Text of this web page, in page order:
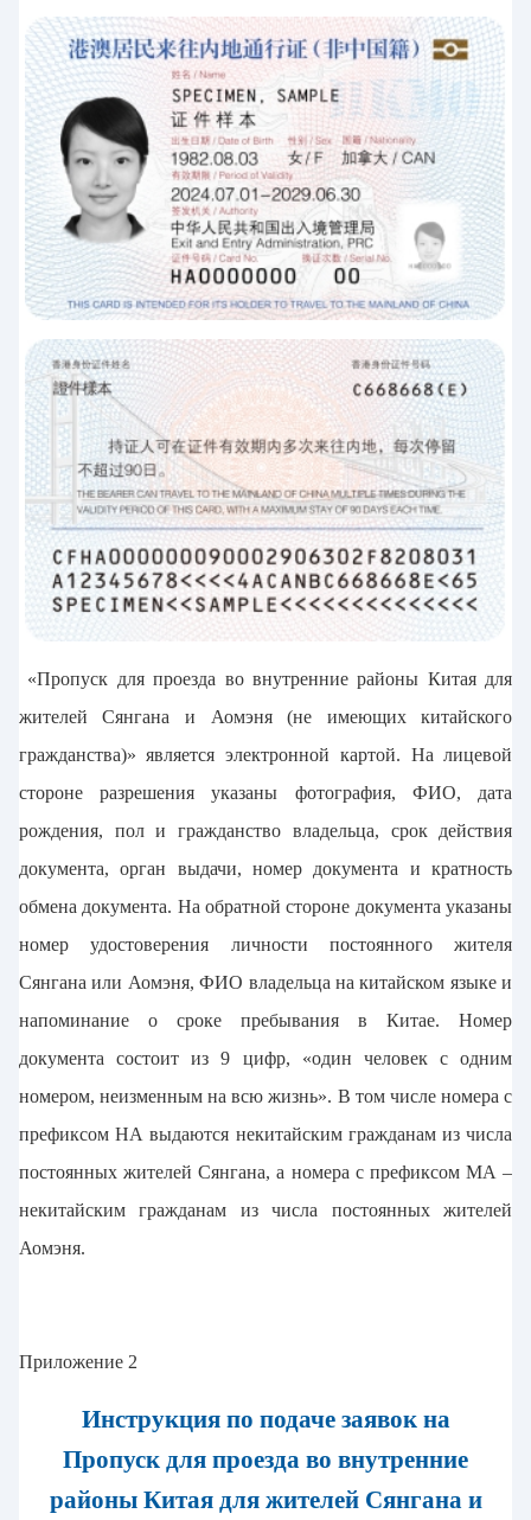
«Пропуск для проезда во внутренние районы Китая для
жителей Сянгана и Аомэня (не имеющих китайского
гражданства)» является электронной картой. На лицевой
стороне разрешения указаны фотография, ФИО, дата
рождения, пол и гражданство владельца, срок действия
документа, орган выдачи, номер документа и кратность
обмена документа. На обратной стороне документа указаны
номер удостоверения личности постоянного жителя
Сянгана или Аомэня, ФИО владельца на китайском языке и
напоминание о сроке пребывания в Китае. Номер
документа состоит из 9 цифр, «один человек с одним
номером, неизменным на всю жизнь». В том числе номера с
префиксом HA выдаются некитайским гражданам из числа
постоянных жителей Сянгана, а номера с префиксом MA –
некитайским гражданам из числа постоянных жителей
Аомэня.
Приложение 2
Инструкция по подаче заявок на
Пропуск для проезда во внутренние
районы Китая для жителей Сянгана и